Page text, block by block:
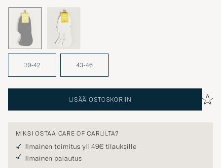
39-42 43-46
LISÄÄ OSTOSKORIIN
MIKSI OSTAA CARE OF CARLILTA?
Ilmainen toimitus yli 49€ tilauksille
Ilmainen palautus